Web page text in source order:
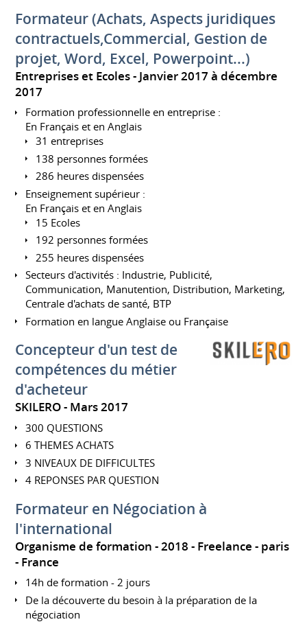
Formateur (Achats, Aspects juridiques
contractuels,Commercial, Gestion de
projet, Word, Excel, Powerpoint...)
Entreprises et Ecoles
Janvier 2017 à décembre
2017
Formation professionnelle en entreprise :
En Français et en Anglais
31 entreprises
138 personnes formées
286 heures dispensées
Enseignement supérieur :
En Français et en Anglais
15 Ecoles
192 personnes formées
255 heures dispensées
Secteurs d'activités : Industrie, Publicité,
Communication, Manutention, Distribution, Marketing,
Centrale d'achats de santé, BTP
Formation en langue Anglaise ou Française
Concepteur d'un test de
compétences du métier
d'acheteur
SKILERO Mars 2017
300 QUESTIONS
6 THEMES ACHATS
3 NIVEAUX DE DIFFICULTES
4 REPONSES PAR QUESTION
Formateur en Négociation à
l'international
Organisme de formation 2018 Freelance
paris
France
14h de formation - 2 jours
De la découverte du besoin à la préparation de la
négociation